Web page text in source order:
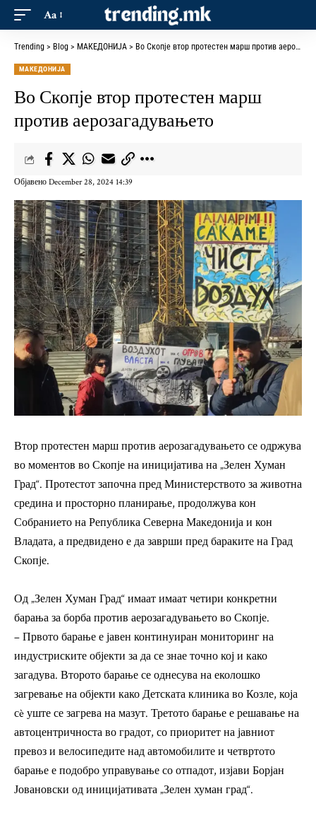
Aa
Trending > Blog > МАКЕДОНИЈА > Во Скопје втор протестен марш против аерозагадувањето
МАКЕДОНИЈА
Во Скопје втор протестен марш
против аерозагадувањето
Објавено December 28, 2024 14:39
Втор протестен марш против аерозагадувањето се одржува
во моментов во Скопје на иницијатива на „Зелен Хуман
Град“. Протестот започна пред Министерството за животна
средина и просторно планирање, продолжува кон
Собранието на Република Северна Македонија и кон
Владата, а предвидено е да заврши пред бараките на Град
Скопје.
Од „Зелен Хуман Град“ имаат имаат четири конкретни
барања за борба против аерозагадувањето во Скопје.
– Првото барање е јавен континуиран мониторинг на
индустриските објекти за да се знае точно кој и како
загадува. Второто барање се однесува на еколошко
загревање на објекти како Детската клиника во Козле, која
сè уште се загрева на мазут. Третото барање е решавање на
автоцентричноста во градот, со приоритет на јавниот
превоз и велосипедите над автомобилите и четвртото
барање е подобро управување со отпадот, изјави Борјан
Јовановски од иницијативата „Зелен хуман град“.